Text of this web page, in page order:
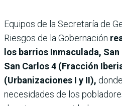
Equipos de la Secretaría de
Riesgos de la Gobernación
los barrios Inmaculada,
San Carlos 4 (Fracción
(Urbanizaciones I y II),
necesidades de los